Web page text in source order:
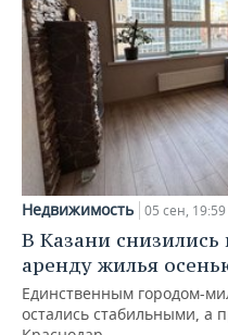
Недвижимость 05 сен, 19:59
В Казани
аренду жилья
Единственным городом-
остались стабильными, а